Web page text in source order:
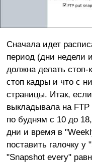
Сначала идет
период (дни недели
должна делать
стоп кадры и что с
страницы. Итак,
выкладывала на
по будням с 10 до
дни и время в
поставить галочку
"Snapshot every"